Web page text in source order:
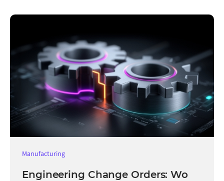
Manufacturing
Engineering Change Orders: Wo